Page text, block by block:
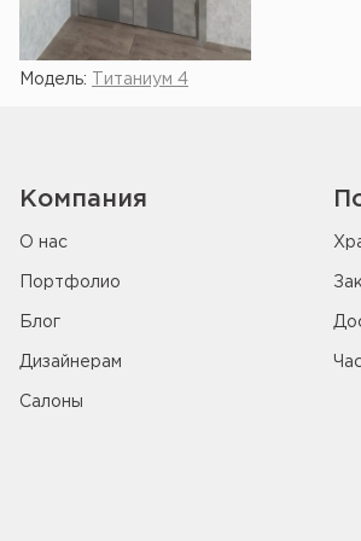
Модель: Титаниум 4
Компания
О нас
Портфолио
Блог
Дизайнерам
Салоны